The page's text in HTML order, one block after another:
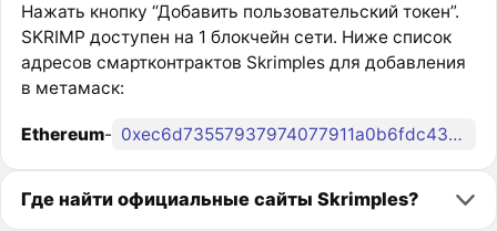
Нажать кнопку “Добавить пользовательский токен”.
SKRIMP доступен на 1 блокчейн сети. Ниже список
адресов смартконтрактов Skrimples для добавления
в метамаск:
Ethereum- 0xec6d73557937974077911a0b6fdc436b0ff70296
Где найти официальные сайты Skrimples?